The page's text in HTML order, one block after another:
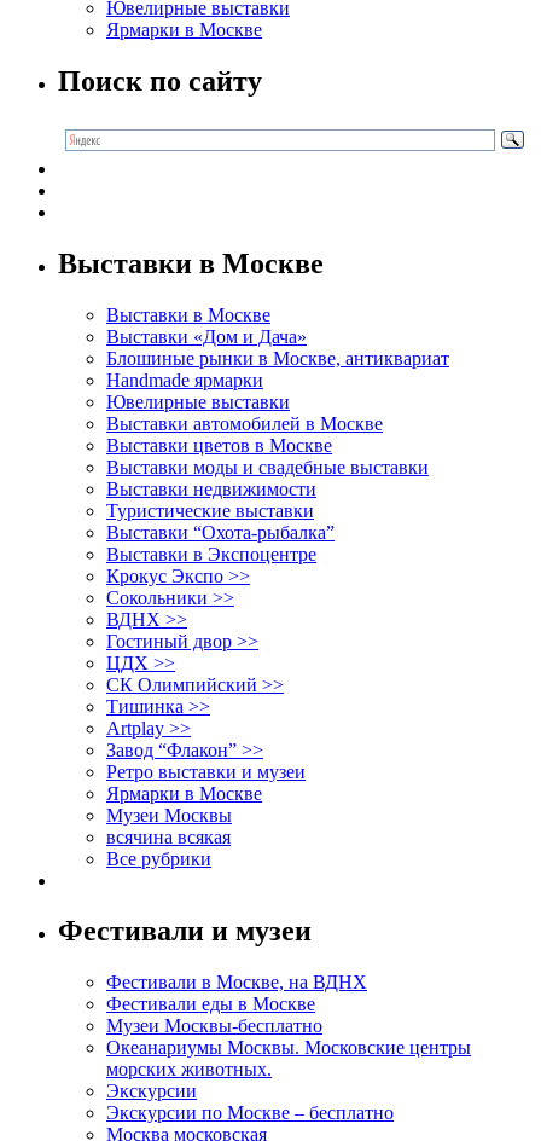
Ювелирные выставки
Ярмарки в Москве
Поиск по сайту
Выставки в Москве
Выставки в Москве
Выставки «Дом и Дача»
Блошиные рынки в Москве, антиквариат
Handmade ярмарки
Ювелирные выставки
Выставки автомобилей в Москве
Выставки цветов в Москве
Выставки моды и свадебные выставки
Выставки недвижимости
Туристические выставки
Выставки “Охота-рыбалка”
Выставки в Экспоцентре
Крокус Экспо >>
Сокольники >>
ВДНХ >>
Гостиный двор >>
ЦДХ >>
СК Олимпийский >>
Тишинка >>
Artplay >>
Завод “Флакон” >>
Ретро выставки и музеи
Ярмарки в Москве
Музеи Москвы
всячина всякая
Все рубрики
Фестивали и музеи
Фестивали в Москве, на ВДНХ
Фестивали еды в Москве
Музеи Москвы-бесплатно
Океанариумы Москвы. Московские центры
морских животных.
Экскурсии
Экскурсии по Москве – бесплатно
Москва московская